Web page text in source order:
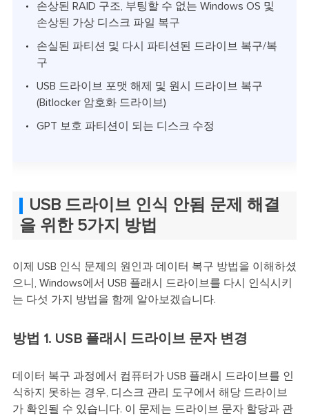
손상된 RAID 구조, 부팅할 수 없는 Windows OS 및
손상된 가상 디스크 파일 복구
손실된 파티션 및 다시 파티션된 드라이브 복구/복
구
USB 드라이브 포맷 해제 및 원시 드라이브 복구
(Bitlocker 암호화 드라이브)
GPT 보호 파티션이 되는 디스크 수정
USB 드라이브 인식 안됨 문제 해결
을 위한 5가지 방법
이제 USB 인식 문제의 원인과 데이터 복구 방법을 이해하셨
으니, Windows에서 USB 플래시 드라이브를 다시 인식시키
는 다섯 가지 방법을 함께 알아보겠습니다.
방법 1. USB 플래시 드라이브 문자 변경
데이터 복구 과정에서 컴퓨터가 USB 플래시 드라이브를 인
식하지 못하는 경우, 디스크 관리 도구에서 해당 드라이브
가 확인될 수 있습니다. 이 문제는 드라이브 문자 할당과 관